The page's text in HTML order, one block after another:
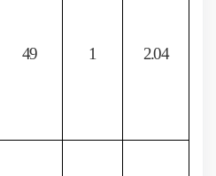
49 1 2.04